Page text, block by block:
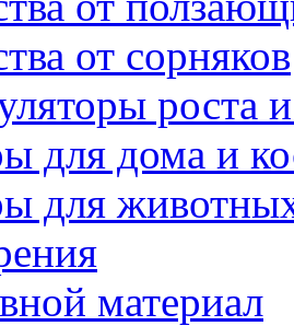
от сорняков
роста и
для дома и
для
материал